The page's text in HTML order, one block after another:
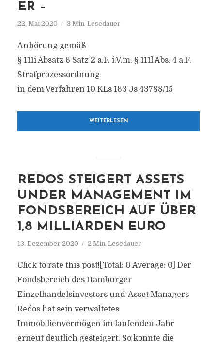
R –
22. Mai 2020 3 Min. Lesedauer
Anhörung gemäß
§ 111i Absatz 6 Satz 2 a.F. i.V.m. § 111l Abs. 4 a.F.
Strafprozessordnung
in dem Verfahren 10 KLs 163 Js 43788/15
WEITERLESEN
REDOS STEIGERT ASSETS
UNDER MANAGEMENT IM
FONDSBEREICH AUF ÜBER
1,8 MILLIARDEN EURO
13. Dezember 2020 2 Min. Lesedauer
Click to rate this post![Total: 0 Average: 0] Der
Fondsbereich des Hamburger
Einzelhandelsinvestors und-Asset Managers
Redos hat sein verwaltetes
Immobilienvermögen im laufenden Jahr
erneut deutlich gesteigert. So konnte die